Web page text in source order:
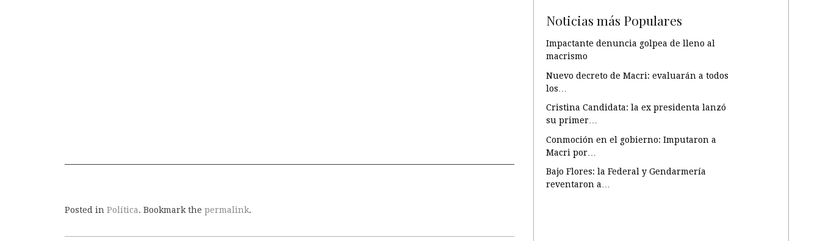
Posted in Política. Bookmark the permalink.
Noticias más Populares
Impactante denuncia golpea de lleno al
macrismo
Nuevo decreto de Macri: evaluarán a todos
los…
Cristina Candidata: la ex presidenta lanzó
su primer…
Conmoción en el gobierno: Imputaron a
Macri por…
Bajo Flores: la Federal y Gendarmería
reventaron a…